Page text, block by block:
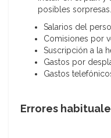
posibles
Salarios del
Comisiones por
Suscripción a la
Gastos por
Gastos
Errores